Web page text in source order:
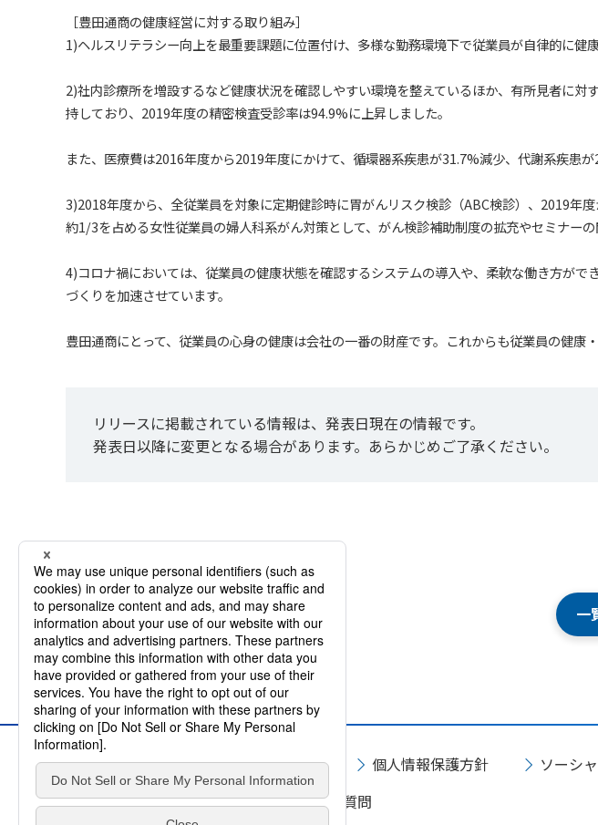
［豊田通商の健康経営に対する取り組み］
1)ヘルスリテラシー向上を最重要課題に位置付け、多様な勤務環境下で従業員が自律的に健
2)社内診療所を増設するなど健康状況を確認しやすい環境を整えているほか、有所見者に
持しており、2019年度の精密検査受診率は94.9%に上昇しました。
また、医療費は2016年度から2019年度にかけて、循環器系疾患が31.7%減少、代謝系疾患
3)2018年度から、全従業員を対象に定期健診時に胃がんリスク検診（ABC検診）、2019年
約1/3を占める女性従業員の婦人科系がん対策として、がん検診補助制度の拡充やセミナーの
4)コロナ禍においては、従業員の健康状態を確認するシステムの導入や、柔軟な働き方が
づくりを加速させています。
豊田通商にとって、従業員の心身の健康は会社の一番の財産です。これからも従業員の健康
リリースに掲載されている情報は、発表日現在の情報です。
発表日以降に変更となる場合があります。あらかじめご了承ください。
一
サイトマップ サイト利用規約 個人情報保護方針 ソーシ
お問い合わせ
よくいただくご質問